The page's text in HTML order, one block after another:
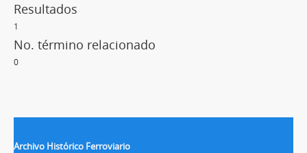
Resultados
1
No. término relacionado
0
Archivo Histórico Ferroviario